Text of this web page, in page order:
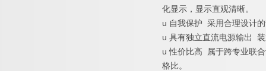
化显示，显示直观清晰。
u 自我保护 采用合理设计
u 具有独立直流电源输出
u 性价比高 属于跨专业联
格比。